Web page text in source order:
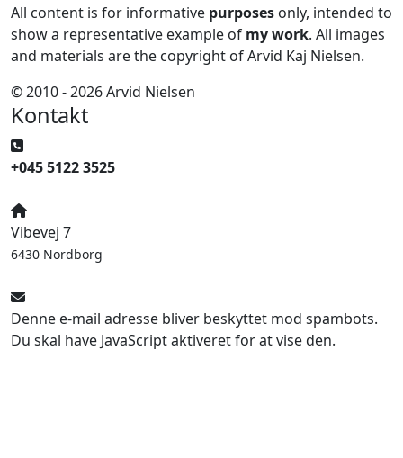
All content is for informative purposes only, intended to
show a representative example of my work. All images
and materials are the copyright of Arvid Kaj Nielsen.
© 2010 - 2026 Arvid Nielsen
Kontakt
+045 5122 3525
Vibevej 7
6430 Nordborg
Denne e-mail adresse bliver beskyttet mod spambots.
Du skal have JavaScript aktiveret for at vise den.